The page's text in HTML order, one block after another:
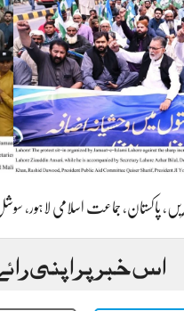
، پاکستان، جماعت اسلامی لاہور،
اس خبر پر اپنی